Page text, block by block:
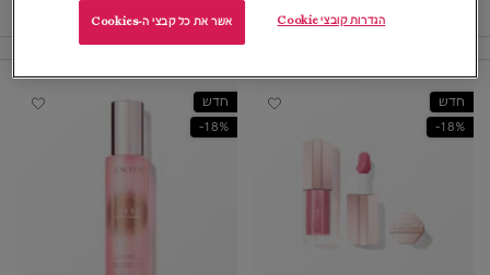
FILTER MENU
חדש
18%-
חדש
18%-
הגדרות קובצי Cookie אשר את כל קבצי ה-Cookies